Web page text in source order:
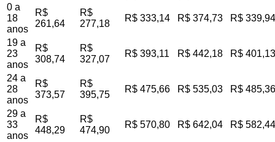
0 a
18
anos
R$
261,64
R$
277,18
R$ 333,14 R$ 374,73 R$ 339,94
19 a
23
anos
R$
308,74
R$
327,07
R$ 393,11 R$ 442,18 R$ 401,13
24 a
28
anos
R$
373,57
R$
395,75
R$ 475,66 R$ 535,03 R$ 485,36
29 a
33
anos
R$
448,29
R$
474,90
R$ 570,80 R$ 642,04 R$ 582,44